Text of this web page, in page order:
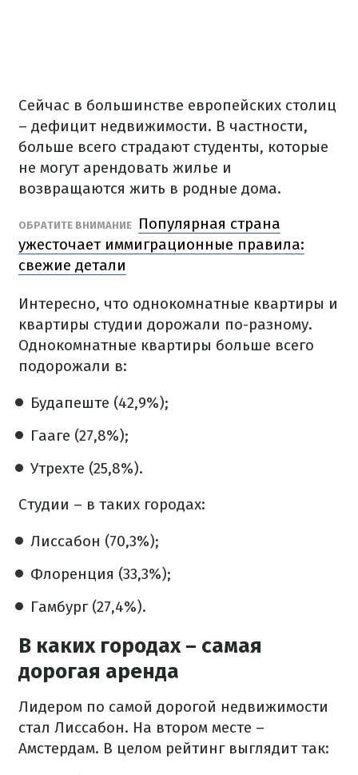
Сейчас в большинстве европейских столиц
– дефицит недвижимости. В частности,
больше всего страдают студенты, которые
не могут арендовать жилье и
возвращаются жить в родные дома.
ОБРАТИТЕ ВНИМАНИЕ
Популярная страна
ужесточает иммиграционные правила:
свежие детали
Интересно, что однокомнатные квартиры и
квартиры студии дорожали по-разному.
Однокомнатные квартиры больше всего
подорожали в:
Будапеште (42,9%);
Гааге (27,8%);
Утрехте (25,8%).
Студии – в таких городах:
Лиссабон (70,3%);
Флоренция (33,3%);
Гамбург (27,4%).
В каких городах – самая
дорогая аренда
Лидером по самой дорогой недвижимости
стал Лиссабон. На втором месте –
Амстердам. В целом рейтинг выглядит так: